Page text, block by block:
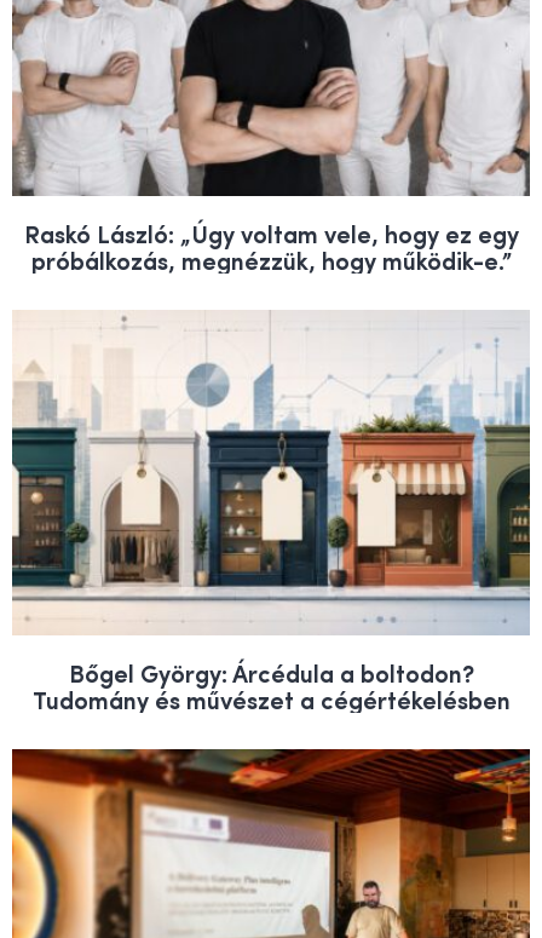
Raskó László: „Úgy voltam vele, hogy ez egy
próbálkozás, megnézzük, hogy működik-e.”
Bőgel György: Árcédula a boltodon?
Tudomány és művészet a cégértékelésben